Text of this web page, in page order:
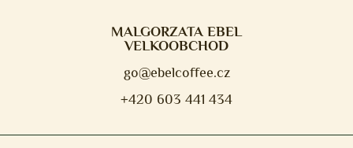
MALGORZATA EBEL
VELKOOBCHOD
go@ebelcoffee.cz
+420 603 441 434